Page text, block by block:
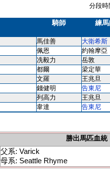
分段
騎師 練
馬佳善 大衛希斯
佩恩 約翰摩亞
冼毅力 岳敦
都爾 梁定華
文羅 王兆旦
錢健明 告東尼
列高力 王兆旦
韋達
告東尼
勝出馬匹血統
父系: Varick
母系: Seattle Rhyme